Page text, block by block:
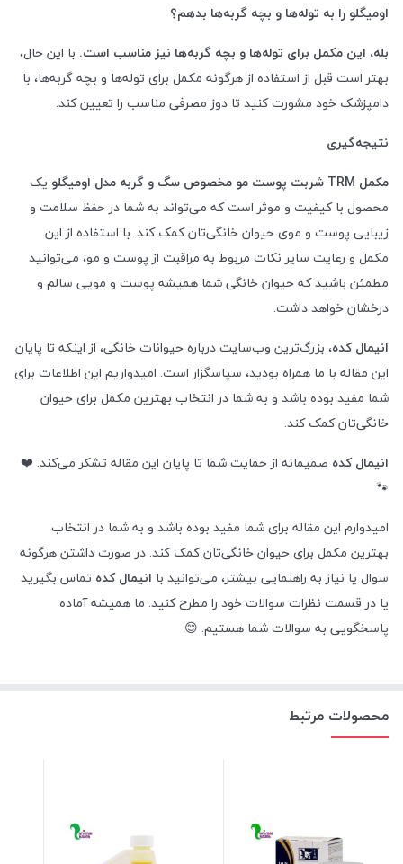
اومیگلو را به توله‌ها و بچه گربه‌ها بدهم؟
بله، این مکمل برای توله‌ها و بچه گربه‌ها نیز مناسب است. با این حال،
بهتر است قبل از استفاده از هرگونه مکمل برای توله‌ها و بچه گربه‌ها، با
دامپزشک خود مشورت کنید تا دوز مصرفی مناسب را تعیین کند.
نتیجه‌گیری
مکمل TRM شربت پوست مو مخصوص سگ و گربه مدل اومیگلو یک
محصول با کیفیت و موثر است که می‌تواند به شما در حفظ سلامت و
زیبایی پوست و موی حیوان خانگی‌تان کمک کند. با استفاده از این
مکمل و رعایت سایر نکات مربوط به مراقبت از پوست و مو، می‌توانید
مطمئن باشید که حیوان خانگی شما همیشه پوست و مویی سالم و
درخشان خواهد داشت.
انیمال کده، بزرگ‌ترین وب‌سایت درباره حیوانات خانگی، از اینکه تا پایان
این مقاله با ما همراه بودید، سپاسگزار است. امیدواریم این اطلاعات برای
شما مفید بوده باشد و به شما در انتخاب بهترین مکمل برای حیوان
خانگی‌تان کمک کند.
انیمال کده صمیمانه از حمایت شما تا پایان این مقاله تشکر می‌کند. ❤️
🐾
امیدوارم این مقاله برای شما مفید بوده باشد و به شما در انتخاب
بهترین مکمل برای حیوان خانگی‌تان کمک کند. در صورت داشتن هرگونه
سوال یا نیاز به راهنمایی بیشتر، می‌توانید با انیمال کده تماس بگیرید
یا در قسمت نظرات سوالات خود را مطرح کنید. ما همیشه آماده
پاسخگویی به سوالات شما هستیم. 😊
محصولات مرتبط